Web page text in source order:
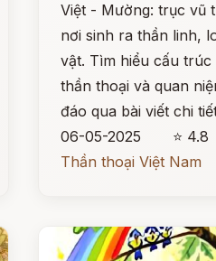
Việt - Mường: trục vũ
nơi sinh ra thần linh,
vật. Tìm hiểu cấu
thần thoại và quan
đáo qua bài viết chi
06-05-2025
⭐ 4.8
Thần thoại Việt Nam